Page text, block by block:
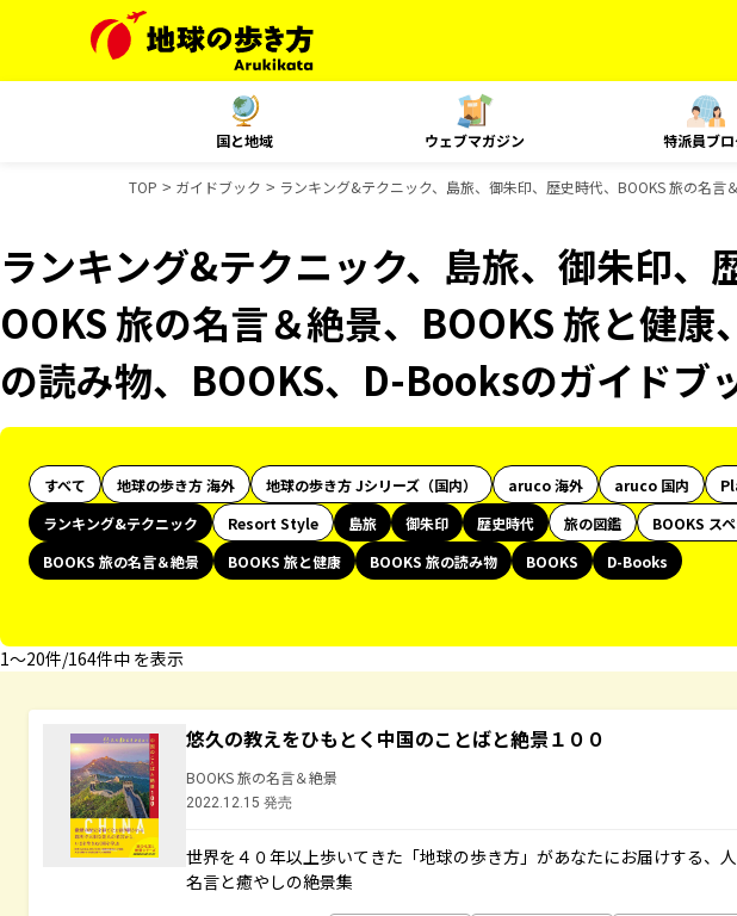
国と地域 ウェブマガジン 特派員ブ
TOP ガイドブック ランキング&テクニック、島旅、御朱印、歴史時代、BOOKS 旅の名
ランキング&テクニック、島旅、御朱印、
OOKS 旅の名言＆絶景、BOOKS 旅と健康
の読み物、BOOKS、D-Booksのガイドブ
すべて 地球の歩き方 海外 地球の歩き方 Jシリーズ（国内） aruco 海外 aruco 国内
ランキング&テクニック
Resort Style 島旅 御朱印 歴史時代 旅の図鑑
BOOKS ス
BOOKS 旅の名言＆絶景
BOOKS 旅と健康 BOOKS 旅の読み物 BOOKS
D-Books
1〜20件/164件中 を表示
悠久の教えをひもとく中国のことばと絶景１００
BOOKS 旅の名言＆絶景
2022.12.15 発売
世界を４０年以上歩いてきた「地球の歩き方」があなたにお届けする、
名言と癒やしの絶景集